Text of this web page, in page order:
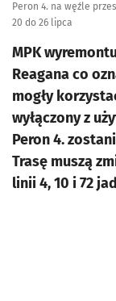
Peron 4. na węźle
20 do 26 lipca
MPK
Reagana co
mogły
wyłączony z
Peron 4.
Trasę muszą
linii 4, 10 i 72